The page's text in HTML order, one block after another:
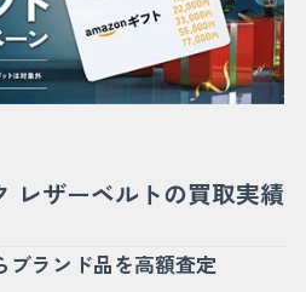
レザーベルトの買取実績
ブランド品を高額査定